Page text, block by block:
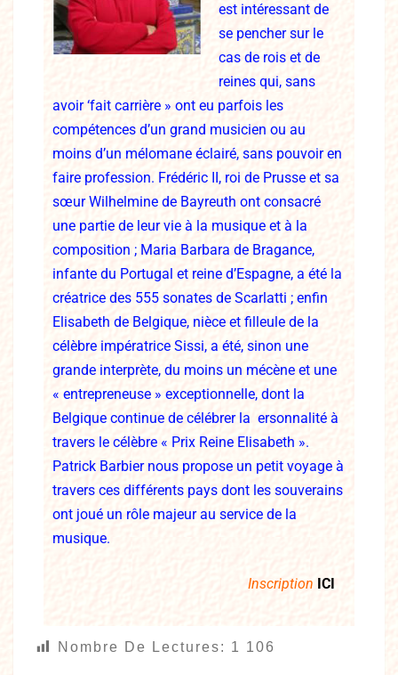
est intéressant de
se pencher sur le
cas de rois et de
reines qui, sans
avoir ‘fait carrière » ont eu parfois les
compétences d’un grand musicien ou au
moins d’un mélomane éclairé, sans pouvoir en
faire profession. Frédéric II, roi de Prusse et sa
sœur Wilhelmine de Bayreuth ont consacré
une partie de leur vie à la musique et à la
composition ; Maria Barbara de Bragance,
infante du Portugal et reine d’Espagne, a été la
créatrice des 555 sonates de Scarlatti ; enfin
Elisabeth de Belgique, nièce et filleule de la
célèbre impératrice Sissi, a été, sinon une
grande interprète, du moins un mécène et une
« entrepreneuse » exceptionnelle, dont la
Belgique continue de célébrer la ersonnalité à
travers le célèbre « Prix Reine Elisabeth ».
Patrick Barbier nous propose un petit voyage à
travers ces différents pays dont les souverains
ont joué un rôle majeur au service de la
musique.
Inscription ICI
Nombre De Lectures: 1 106